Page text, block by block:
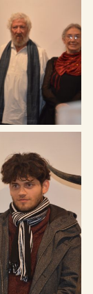
Támogatóink:
jog fenntartva – 2026